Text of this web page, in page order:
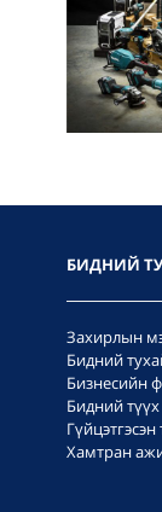
БИДНИЙ
Захирлын
Бидний
Бизнесийн
Бидний түүх
Хамтран